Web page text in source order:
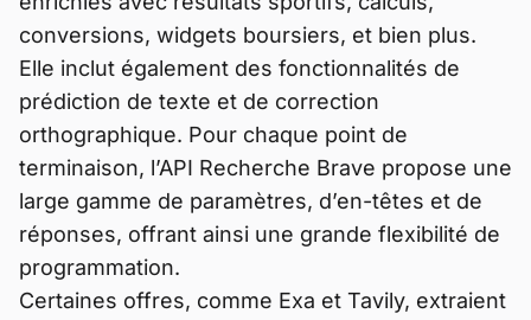
conversions, widgets boursiers, et bien plus.
Elle inclut également des fonctionnalités de
prédiction de texte et de correction
orthographique. Pour chaque point de
terminaison, l’API Recherche Brave propose une
large gamme de paramètres, d’en-têtes et de
réponses, offrant ainsi une grande flexibilité de
programmation.
Certaines offres, comme Exa et Tavily, extraient